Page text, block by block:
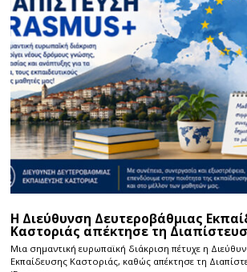
Η Διεύθυνση Δευτεροβάθμιας
Καστοριάς απέκτησε τη
Μια σημαντική ευρωπαϊκή διάκριση πέτυχε η
Εκπαίδευσης Καστοριάς, καθώς απέκτησε τη